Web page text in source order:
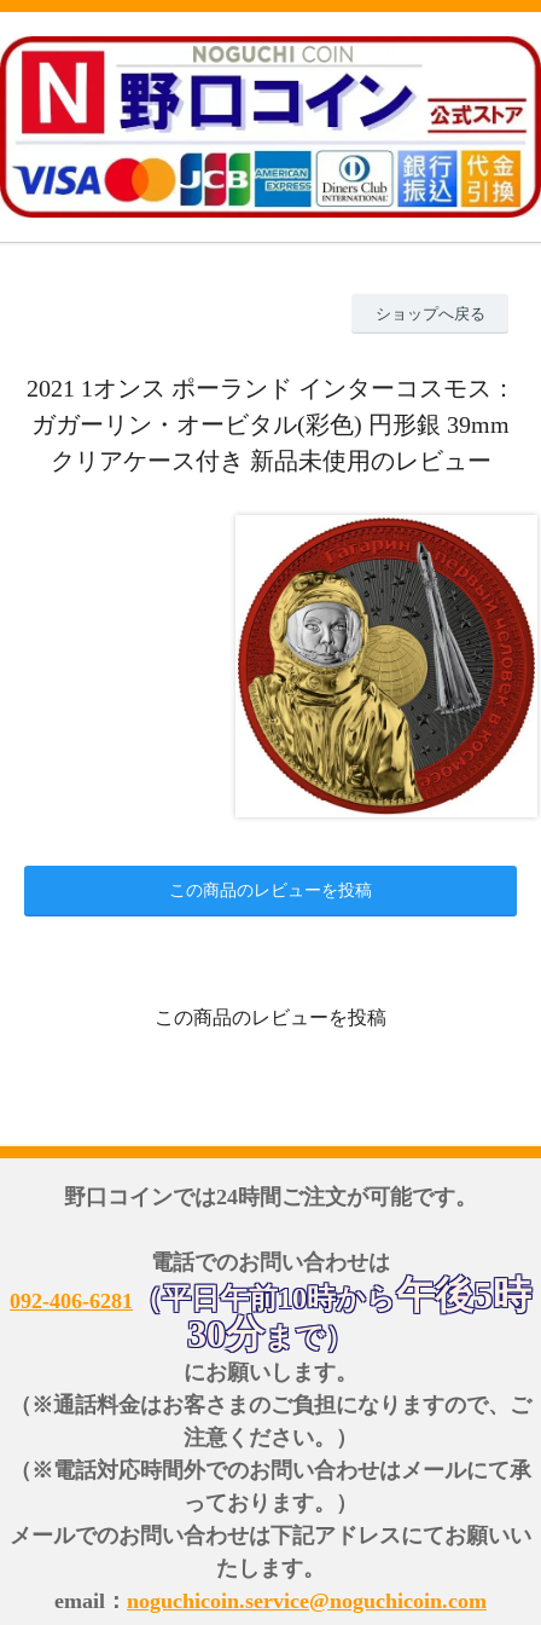
ショップへ戻る
2021 1オンス ポーランド インターコスモス：
ガガーリン・オービタル(彩色) 円形銀 39mm
クリアケース付き 新品未使用のレビュー
この商品のレビューを投稿
この商品のレビューを投稿
野口コインでは24時間ご注文が可能です。
電話でのお問い合わせは
092-406-6281
（平日午前10時から午後5時
30分まで）
にお願いします。
（※通話料金はお客さまのご負担になりますので、ご
注意ください。）
（※電話対応時間外でのお問い合わせはメールにて承
っております。）
メールでのお問い合わせは下記アドレスにてお願いい
たします。
email： noguchicoin.service@noguchicoin.com